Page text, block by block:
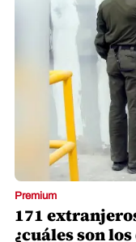
Premium
171
¿cuáles son